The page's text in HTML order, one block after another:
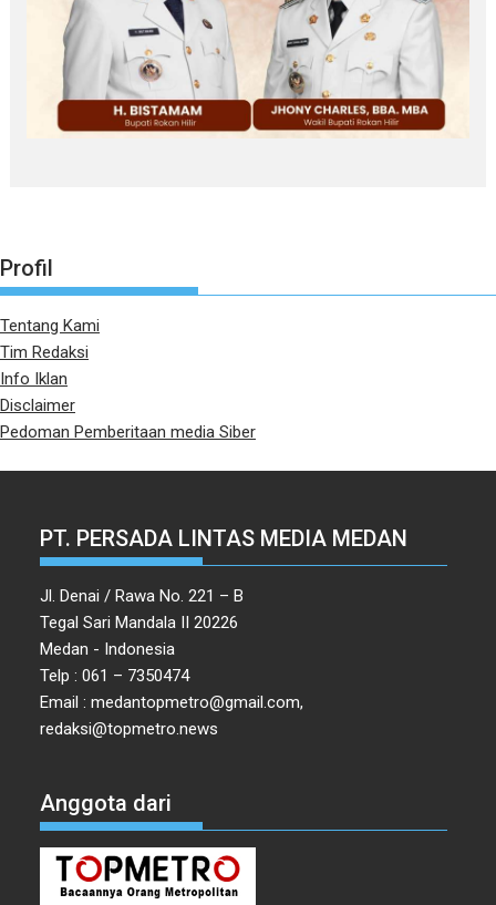
Profil
Tentang Kami
Tim Redaksi
Info Iklan
Disclaimer
Pedoman Pemberitaan media Siber
PT. PERSADA LINTAS MEDIA MEDAN
Jl. Denai / Rawa No. 221 – B
Tegal Sari Mandala II 20226
Medan - Indonesia
Telp : 061 – 7350474
Email : medantopmetro@gmail.com,
redaksi@topmetro.news
Anggota dari